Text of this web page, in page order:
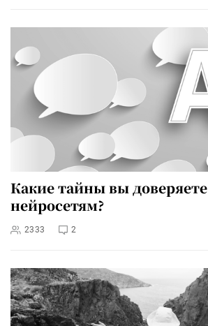
Какие тайны вы доверяете
нейросетям?
2333 2